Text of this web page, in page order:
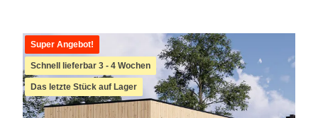
Super Angebot!
Schnell lieferbar 3 - 4 Wochen
Das letzte Stück auf Lager